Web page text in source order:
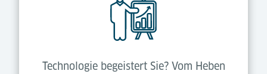
Technologie begeistert Sie? Vom Heben